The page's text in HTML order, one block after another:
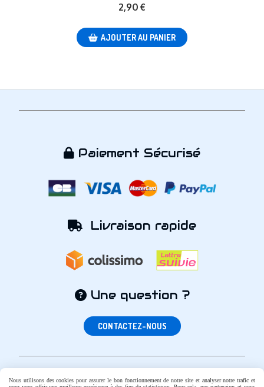
2,90 €
AJOUTER AU PANIER
 Paiement Sécurisé
 Livraison rapide
Une question ?
CONTACTEZ-NOUS
Nous utilisons des cookies pour assurer le bon fonctionnement de notre site et analyser notre trafic et